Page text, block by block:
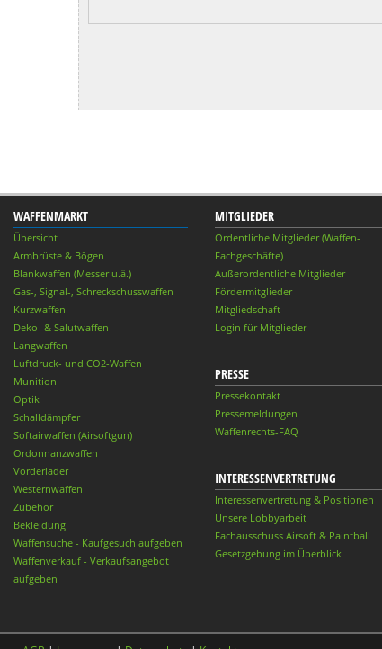
WAFFENMARKT
Übersicht
Armbrüste & Bögen
Blankwaffen (Messer u.ä.)
Gas-, Signal-, Schreckschusswaffen
Kurzwaffen
Deko- & Salutwaffen
Langwaffen
Luftdruck- und CO2-Waffen
Munition
Optik
Schalldämpfer
Softairwaffen (Airsoftgun)
Ordonnanzwaffen
Vorderlader
Westernwaffen
Zubehör
Bekleidung
Waffensuche - Kaufgesuch aufgeben
Waffenverkauf - Verkaufsangebot
aufgeben
MITGLIEDER
Ordentliche Mitglieder (Waffen-
Fachgeschäfte)
Außerordentliche Mitglieder
Fördermitglieder
Mitgliedschaft
Login für Mitglieder
PRESSE
Pressekontakt
Pressemeldungen
Waffenrechts-FAQ
INTERESSENVERTRETUNG
Interessenvertretung & Positionen
Unsere Lobbyarbeit
Fachausschuss Airsoft & Paintball
Gesetzgebung im Überblick